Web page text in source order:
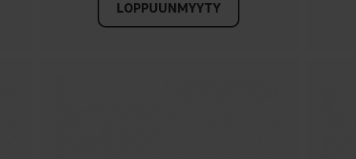
LOPPUUNMYYTY